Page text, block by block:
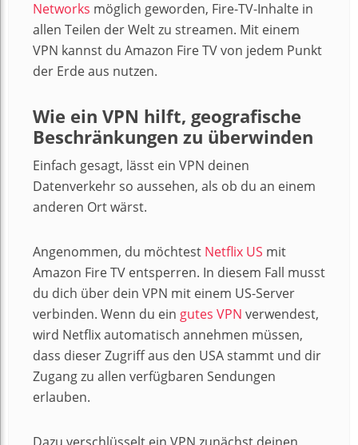
Networks möglich geworden, Fire-TV-Inhalte in
allen Teilen der Welt zu streamen. Mit einem
VPN kannst du Amazon Fire TV von jedem Punkt
der Erde aus nutzen.
Wie ein VPN hilft, geografische
Beschränkungen zu überwinden
Einfach gesagt, lässt ein VPN deinen
Datenverkehr so aussehen, als ob du an einem
anderen Ort wärst.
Angenommen, du möchtest Netflix US mit
Amazon Fire TV entsperren. In diesem Fall musst
du dich über dein VPN mit einem US-Server
verbinden. Wenn du ein gutes VPN verwendest,
wird Netflix automatisch annehmen müssen,
dass dieser Zugriff aus den USA stammt und dir
Zugang zu allen verfügbaren Sendungen
erlauben.